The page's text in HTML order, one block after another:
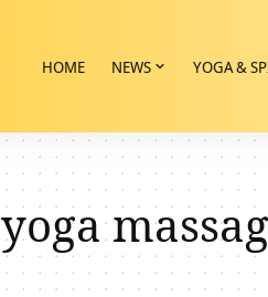
HOME NEWS YOGA &
yoga